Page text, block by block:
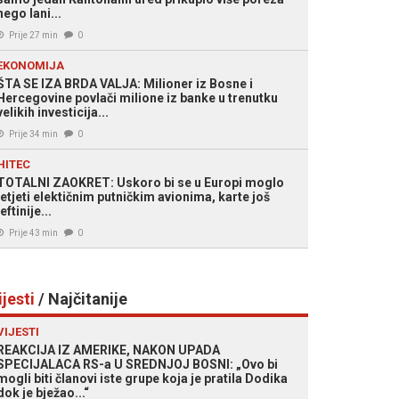
lani...
Prije 27 min 0
SE IZA BRDA VALJA: Milioner iz Bosne i
povlači milione iz banke u trenutku
investicija...
Prije 34 min 0
ZAOKRET: Uskoro bi se u Europi moglo
elektičnim putničkim avionima, karte još
Prije 43 min 0
/ Najčitanije
IZ AMERIKE, NAKON UPADA
RS-a U SREDNJOJ BOSNI: „Ovo bi
biti članovi iste grupe koja je pratila Dodika
je bježao...“